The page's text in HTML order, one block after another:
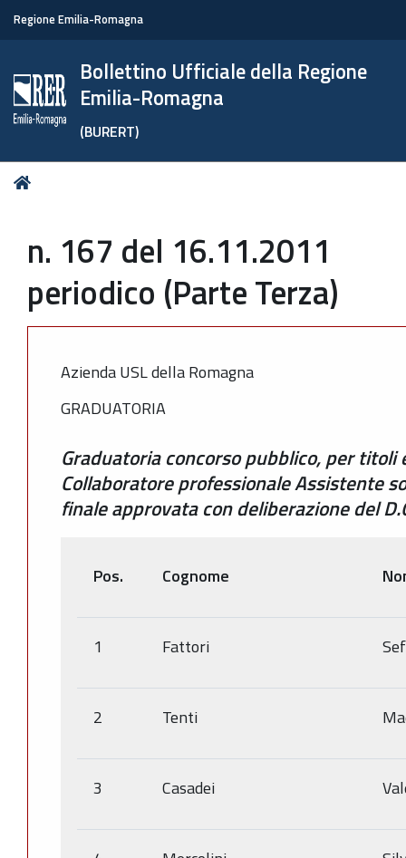
Regione Emilia-Romagna
Bollettino Ufficiale della Regione
Emilia-Romagna
(BURERT)
Tu
n. 167 del 16.11.2011
periodico (Parte Terza)
Azienda USL della Romagna
GRADUATORIA
Graduatoria concorso pubblico, per titoli
Collaboratore professionale Assistente
finale approvata con deliberazione del
Pos. Cognome
1 Fattori
2 Tenti
3 Casadei